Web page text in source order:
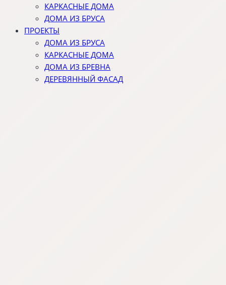
КАРКАСНЫЕ ДОМА
ДОМА ИЗ БРУСА
ПРОЕКТЫ
ДОМА ИЗ БРУСА
КАРКАСНЫЕ ДОМА
ДОМА ИЗ БРЕВНА
ДЕРЕВЯННЫЙ ФАСАД